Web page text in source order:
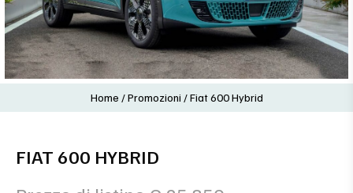
Home /Promozioni /Fiat 600 Hybrid
FIAT 600 HYBRID